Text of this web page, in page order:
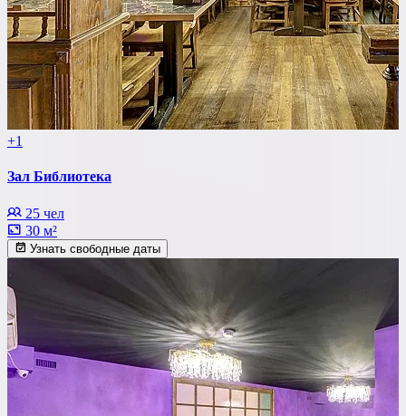
+1
Зал Библиотека
25 чел
30 м²
Узнать свободные даты